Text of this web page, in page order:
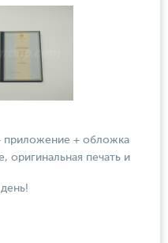
приложение + обложка
оригинальная печать и